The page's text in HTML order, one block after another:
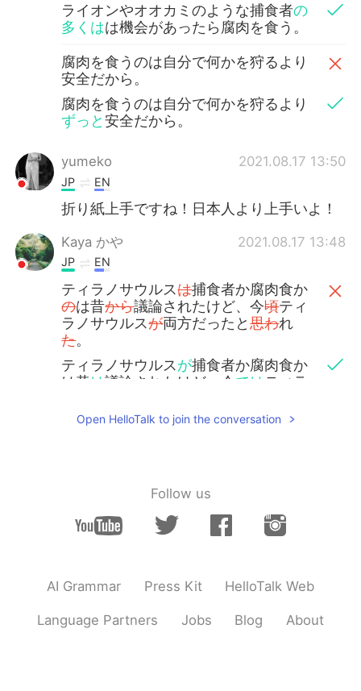
ライオンやオオカミのような捕食者の
多くはは機会があったら腐肉を食う。
腐肉を食うのは自分で何かを狩るより
安全だから。
腐肉を食うのは自分で何かを狩るより
ずっと安全だから。
yumeko 2021.08.17 13:50
JP EN
折り紙上手ですね！日本人より上手いよ！
Kaya かや 2021.08.17 13:48
JP EN
ティラノサウルスは捕食者か腐肉食か
のは昔から議論されたけど、今頃ティ
ラノサウルスが両方だったと思われ
た。
ティラノサウルスが捕食者か腐肉食か
は昔は議論されたけど、今 では ティラ
いる。
すごい！紙一枚で作れるんですか？！ It's
great! Did you make it by only one
paper?!
JP EN
すごいですね！！！
Open HelloTalk to join the conversation
Follow us
AI Grammar Press Kit HelloTalk Web
Language Partners Jobs Blog About